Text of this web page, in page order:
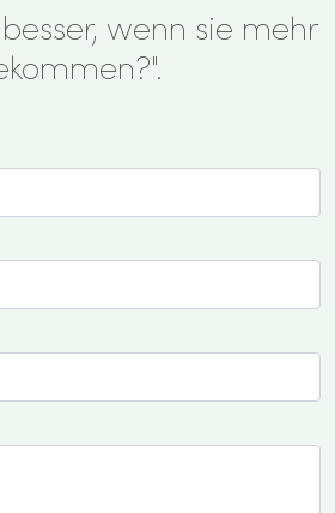
wenn sie mehr